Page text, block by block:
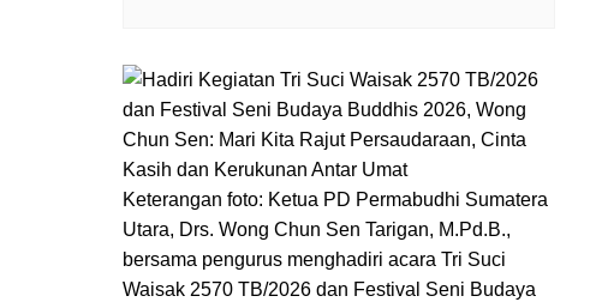
Keterangan foto: Ketua PD Permabudhi Sumatera
Utara, Drs. Wong Chun Sen Tarigan, M.Pd.B.,
bersama pengurus menghadiri acara Tri Suci
Waisak 2570 TB/2026 dan Festival Seni Budaya